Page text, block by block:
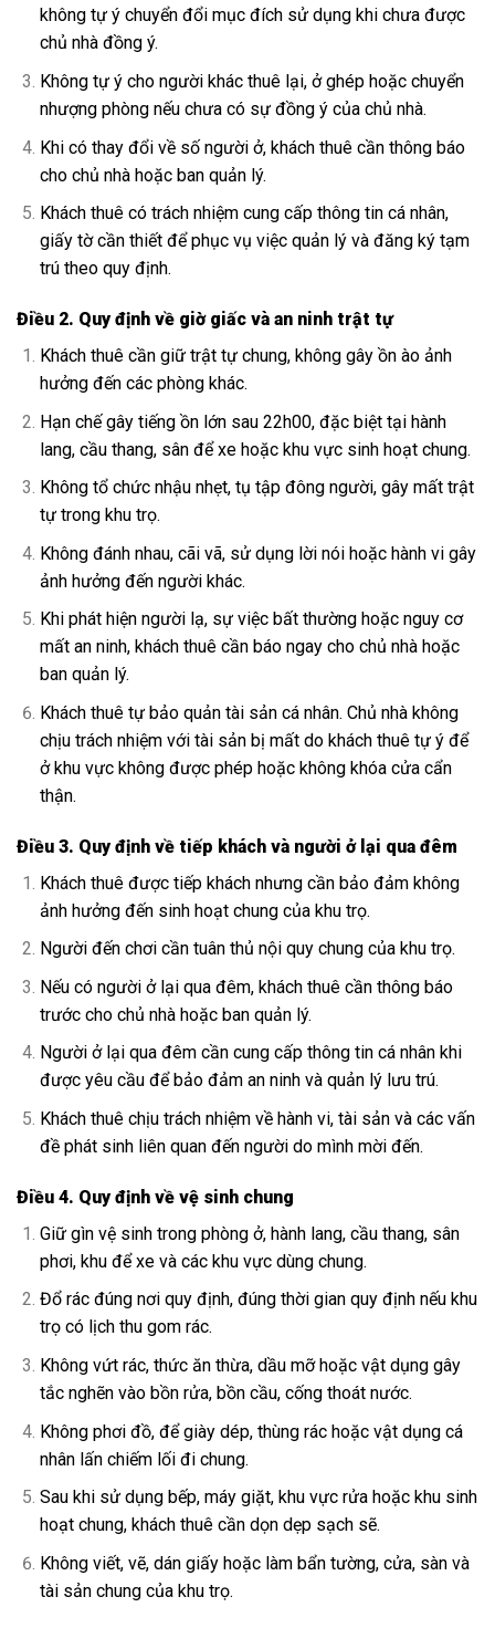
không tự ý chuyển đổi mục đích sử dụng khi chưa được
chủ nhà đồng ý.
Không tự ý cho người khác thuê lại, ở ghép hoặc chuyển
nhượng phòng nếu chưa có sự đồng ý của chủ nhà.
Khi có thay đổi về số người ở, khách thuê cần thông báo
cho chủ nhà hoặc ban quản lý.
Khách thuê có trách nhiệm cung cấp thông tin cá nhân,
giấy tờ cần thiết để phục vụ việc quản lý và đăng ký tạm
trú theo quy định.
Điều 2. Quy định về giờ giấc và an ninh trật tự
Khách thuê cần giữ trật tự chung, không gây ồn ào ảnh
hưởng đến các phòng khác.
Hạn chế gây tiếng ồn lớn sau 22h00, đặc biệt tại hành
lang, cầu thang, sân để xe hoặc khu vực sinh hoạt chung.
Không tổ chức nhậu nhẹt, tụ tập đông người, gây mất trật
tự trong khu trọ.
Không đánh nhau, cãi vã, sử dụng lời nói hoặc hành vi gây
ảnh hưởng đến người khác.
Khi phát hiện người lạ, sự việc bất thường hoặc nguy cơ
mất an ninh, khách thuê cần báo ngay cho chủ nhà hoặc
ban quản lý.
Khách thuê tự bảo quản tài sản cá nhân. Chủ nhà không
chịu trách nhiệm với tài sản bị mất do khách thuê tự ý để
ở khu vực không được phép hoặc không khóa cửa cẩn
thận.
Điều 3. Quy định về tiếp khách và người ở lại qua đêm
Khách thuê được tiếp khách nhưng cần bảo đảm không
ảnh hưởng đến sinh hoạt chung của khu trọ.
Người đến chơi cần tuân thủ nội quy chung của khu trọ.
Nếu có người ở lại qua đêm, khách thuê cần thông báo
trước cho chủ nhà hoặc ban quản lý.
Người ở lại qua đêm cần cung cấp thông tin cá nhân khi
được yêu cầu để bảo đảm an ninh và quản lý lưu trú.
Khách thuê chịu trách nhiệm về hành vi, tài sản và các vấn
đề phát sinh liên quan đến người do mình mời đến.
Điều 4. Quy định về vệ sinh chung
Giữ gìn vệ sinh trong phòng ở, hành lang, cầu thang, sân
phơi, khu để xe và các khu vực dùng chung.
Đổ rác đúng nơi quy định, đúng thời gian quy định nếu khu
trọ có lịch thu gom rác.
Không vứt rác, thức ăn thừa, dầu mỡ hoặc vật dụng gây
tắc nghẽn vào bồn rửa, bồn cầu, cống thoát nước.
Không phơi đồ, để giày dép, thùng rác hoặc vật dụng cá
nhân lấn chiếm lối đi chung.
Sau khi sử dụng bếp, máy giặt, khu vực rửa hoặc khu sinh
hoạt chung, khách thuê cần dọn dẹp sạch sẽ.
Không viết, vẽ, dán giấy hoặc làm bẩn tường, cửa, sàn và
tài sản chung của khu trọ.